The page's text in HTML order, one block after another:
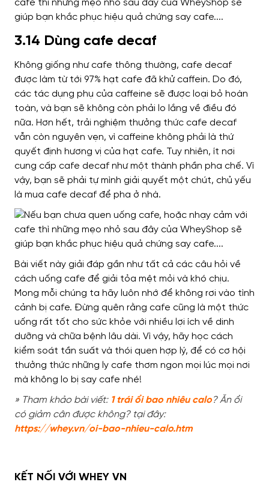
3.14 Dùng cafe decaf
Không giống như cafe thông thường, cafe decaf
được làm từ tới 97% hạt cafe đã khử caffein. Do đó,
các tác dụng phụ của caffeine sẽ được loại bỏ hoàn
toàn, và bạn sẽ không còn phải lo lắng về điều đó
nữa. Hơn hết, trải nghiệm thưởng thức cafe decaf
vẫn còn nguyên vẹn, vì caffeine không phải là thứ
quyết định hương vị của hạt cafe. Tuy nhiên, ít nơi
cung cấp cafe decaf như một thành phần pha chế. Vì
vậy, bạn sẽ phải tự mình giải quyết một chút, chủ yếu
là mua cafe decaf để pha ở nhà.
Bài viết này giải đáp gần như tất cả các câu hỏi về
cách uống cafe để giải tỏa mệt mỏi và khó chịu.
Mong mỗi chúng ta hãy luôn nhớ để không rơi vào tình
cảnh bị cafe. Đừng quên rằng cafe cũng là một thức
uống rất tốt cho sức khỏe với nhiều lợi ích về dinh
dưỡng và chữa bệnh lâu dài. Vì vậy, hãy học cách
kiểm soát tần suất và thói quen hợp lý, để có cơ hội
thưởng thức những ly cafe thơm ngon mọi lúc mọi nơi
mà không lo bị say cafe nhé!
» Tham khảo bài viết: 1 trái ổi bao nhiêu calo? Ăn ổi
có giảm cân được không? tại đây:
https://whey.vn/oi-bao-nhieu-calo.htm
KẾT NỐI VỚI WHEY VN